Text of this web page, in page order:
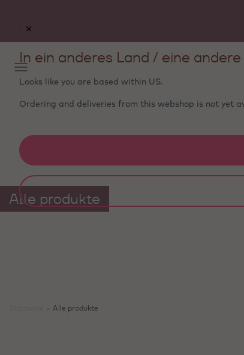
Alle produkte
Alle produkte
In ein anderes Land / eine
Looks like you are based within US.
Ordering and deliveries from this webshop is not yet